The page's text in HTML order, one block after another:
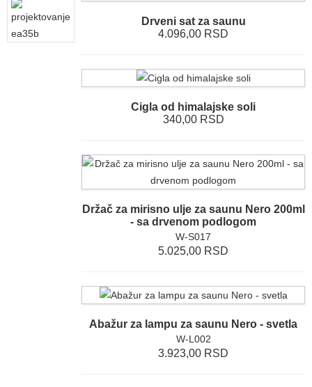
Drveni sat za saunu
4.096,00 RSD
Cigla od himalajske soli
340,00 RSD
Držač za mirisno ulje za saunu Nero 200ml
- sa drvenom podlogom
W-S017
5.025,00 RSD
Abažur za lampu za saunu Nero - svetla
W-L002
3.923,00 RSD